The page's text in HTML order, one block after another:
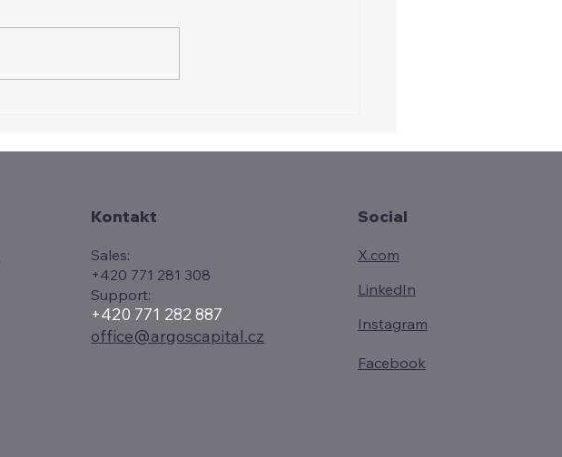
Kontakt
Sales:
+420 771 281 308
Support:
+420 771 282 887
office@argoscapital.cz
Social
X.com
LinkedIn
Instagram
Facebook
Obchodní války už firmě